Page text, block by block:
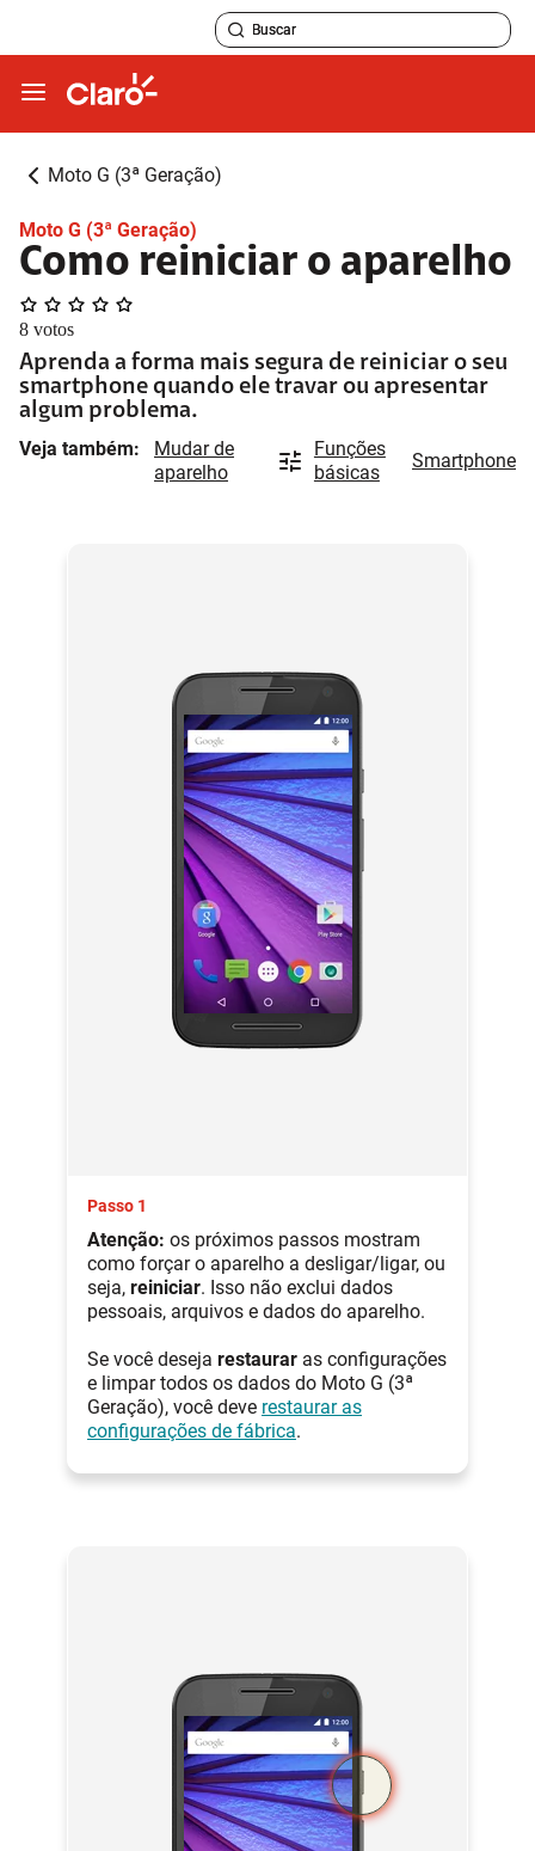
Moto G (3ª Geração)
Moto G (3ª Geração)
Como reiniciar o aparelho
8 votos
Aprenda a forma mais segura de reiniciar o seu
smartphone quando ele travar ou apresentar
algum problema.
Veja também:
Mudar de
aparelho
Funções
básicas
Smartphone
Passo 1
Atenção: os próximos passos mostram
como forçar o aparelho a desligar/ligar, ou
seja, reiniciar. Isso não exclui dados
pessoais, arquivos e dados do aparelho.
Se você deseja restaurar as configurações
e limpar todos os dados do Moto G (3ª
Geração), você deve restaurar as
configurações de fábrica.